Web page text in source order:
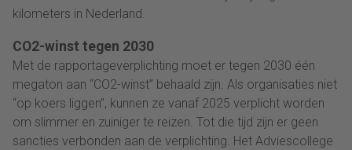
kilometers in Nederland.
CO2-winst tegen 2030
Met de rapportageverplichting moet er tegen 2030 één
megaton aan “CO2-winst” behaald zijn. Als organisaties niet
“op koers liggen”, kunnen ze vanaf 2025 verplicht worden
om slimmer en zuiniger te reizen. Tot die tijd zijn er geen
sancties verbonden aan de verplichting. Het Adviescollege